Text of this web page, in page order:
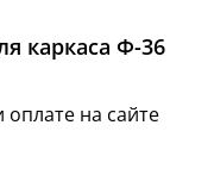
каркаса Ф-36
оплате на сайте